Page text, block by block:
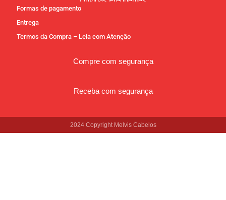
Formas de pagamento
Entrega
Termos da Compra – Leia com Atenção
Compre com segurança
Receba com segurança
2024 Copyright Melvis Cabelos